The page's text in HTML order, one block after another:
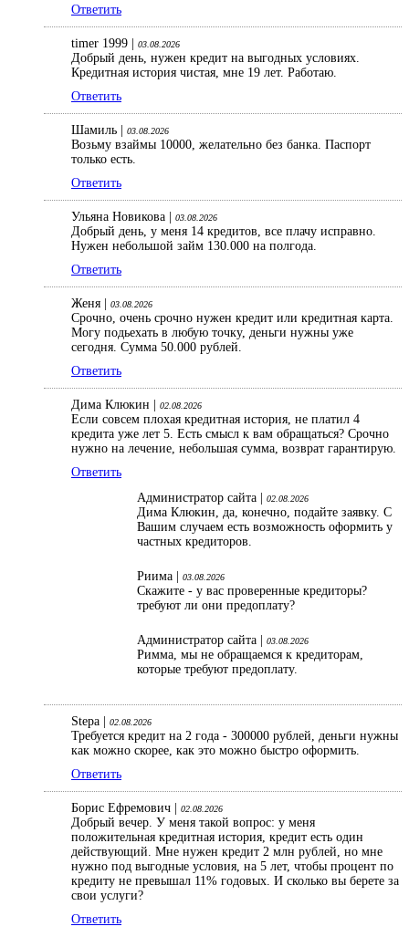
Ответить
timer 1999 | 03.08.2026
Добрый день, нужен кредит на выгодных условиях.
Кредитная история чистая, мне 19 лет. Работаю.
Ответить
Шамиль | 03.08.2026
Возьму взаймы 10000, желательно без банка. Паспорт
только есть.
Ответить
Ульяна Новикова | 03.08.2026
Добрый день, у меня 14 кредитов, все плачу исправно.
Нужен небольшой займ 130.000 на полгода.
Ответить
Женя | 03.08.2026
Срочно, очень срочно нужен кредит или кредитная карта.
Могу подьехать в любую точку, деньги нужны уже
сегодня. Сумма 50.000 рублей.
Ответить
Дима Клюкин | 02.08.2026
Если совсем плохая кредитная история, не платил 4
кредита уже лет 5. Есть смысл к вам обращаться? Срочно
нужно на лечение, небольшая сумма, возврат гарантирую.
Ответить
Администратор сайта |
02.08.2026
Дима Клюкин, да, конечно, подайте заявку. С
Вашим случаем есть возможность оформить у
частных кредиторов.
Риима | 03.08.2026
Скажите - у вас проверенные кредиторы?
требуют ли они предоплату?
Администратор сайта | 03.08.2026
Римма, мы не обращаемся к кредиторам,
которые требуют предоплату.
Stepa | 02.08.2026
Требуется кредит на 2 года - 300000 рублей, деньги нужны
как можно скорее, как это можно быстро оформить.
Ответить
Борис Ефремович | 02.08.2026
Добрый вечер. У меня такой вопрос: у меня
положительная кредитная история, кредит есть один
действующий. Мне нужен кредит 2 млн рублей, но мне
нужно под выгодные условия, на 5 лет, чтобы процент по
кредиту не превышал 11% годовых. И сколько вы берете за
свои услуги?
Ответить